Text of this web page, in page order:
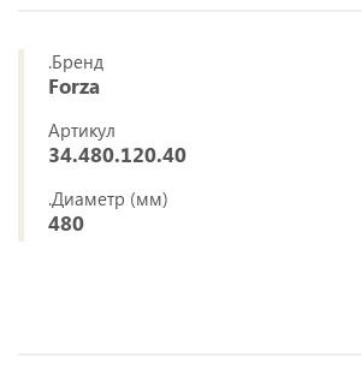
.Бренд
Forza
Артикул
34.480.120.40
.Диаметр (мм)
480